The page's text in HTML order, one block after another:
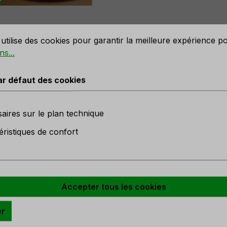
décorative en verre 'Motif
des cookies
des cookies pour garantir la meilleure expérience
défaut des cookies
sur le plan technique
de confort
Accepter tous les cookies